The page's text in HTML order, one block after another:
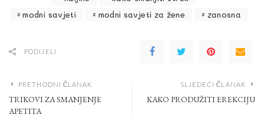
modni savjeti
modni savjeti za žene zanosna
PODIJELI
PRETHODNI ČLANAK
TRIKOVI ZA SMANJENJE
APETITA
SLJEDEĆI ČLANAK
KAKO PRODUŽITI EREKCIJU